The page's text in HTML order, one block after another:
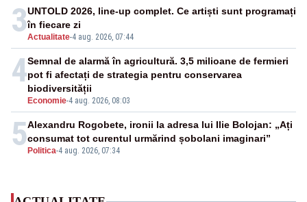
3Actualitate-4 aug. 2026, 07:44
UNTOLD 2026, line-up complet. Ce artiști sunt programați
în fiecare zi
4
Economie-4 aug. 2026, 08:03
Semnal de alarmă în agricultură. 3,5 milioane de fermieri
pot fi afectați de strategia pentru conservarea
biodiversității
5 Politica-4 aug. 2026, 07:34
Alexandru Rogobete, ironii la adresa lui Ilie Bolojan: „Ați
consumat tot curentul urmărind șobolani imaginari”